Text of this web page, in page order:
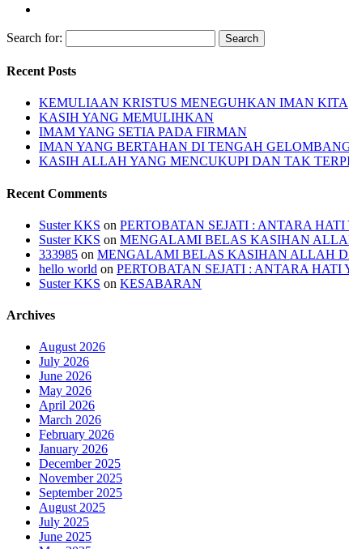
Search for:
Recent Posts
KEMULIAAN KRISTUS MENEGUHKAN IMAN KITA
KASIH YANG MEMULIHKAN
IMAM YANG SETIA PADA FIRMAN
IMAN YANG BERTAHAN DI TENGAH
KASIH ALLAH YANG MENCUKUPI DAN TAK
Recent Comments
Suster KKS on PERTOBATAN SEJATI : ANTARA
Suster KKS on MENGALAMI BELAS KASIHAN
333985 on MENGALAMI BELAS KASIHAN ALLAH
hello world on PERTOBATAN SEJATI : ANTARA
Suster KKS on KESABARAN
Archives
August 2026
July 2026
June 2026
May 2026
April 2026
March 2026
February 2026
January 2026
December 2025
November 2025
September 2025
August 2025
July 2025
June 2025